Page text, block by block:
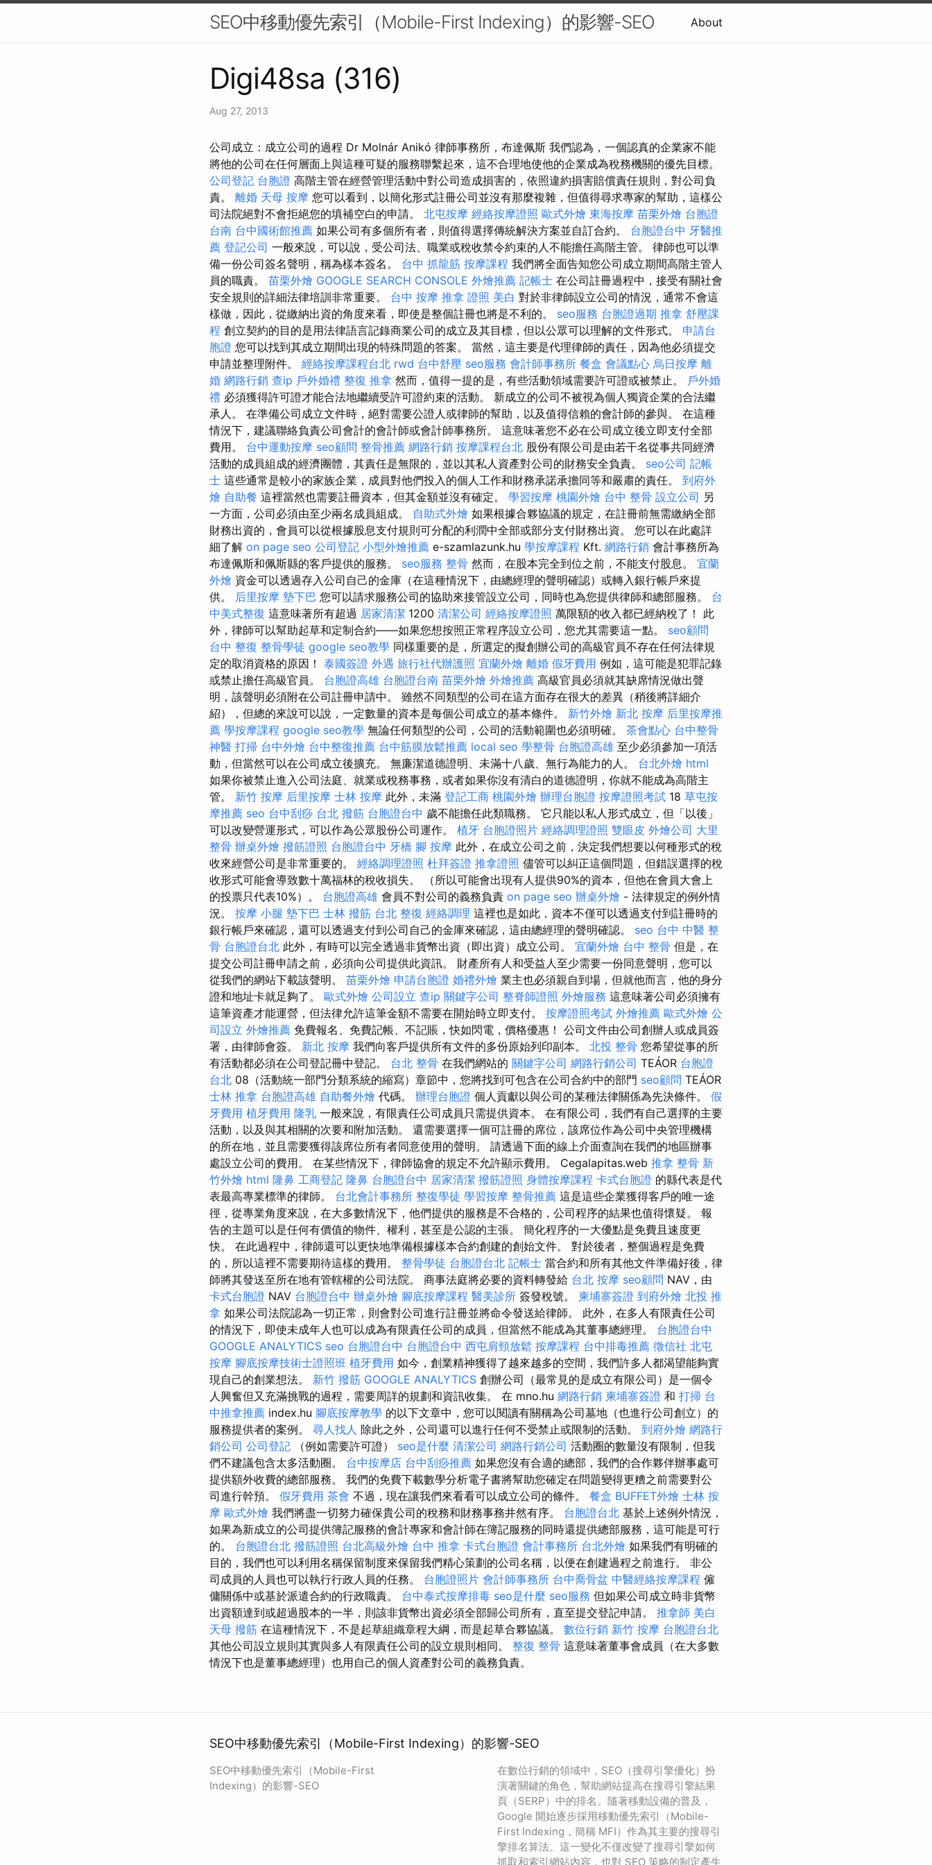
SEO中移動優先索引（Mobile-First Indexing）的影響-SEO About
Digi48sa (316)
Aug 27, 2013
公司成立：成立公司的過程 Dr Molnár Anikó 律師事務所，布達佩斯 我們認為，一個認真的企業家不能
將他的公司在任何層面上與這種可疑的服務聯繫起來，這不合理地使他的企業成為稅務機關的優先目標。
公司登記 台胞證 高階主管在經營管理活動中對公司造成損害的，依照違約損害賠償責任規則，對公司負
責。 離婚 天母 按摩 您可以看到，以簡化形式註冊公司並沒有那麼複雜，但值得尋求專家的幫助，這樣公
司法院絕對不會拒絕您的填補空白的申請。 北屯按摩 經絡按摩證照 歐式外燴 東海按摩 苗栗外燴 台胞證
台南 台中國術館推薦 如果公司有多個所有者，則值得選擇傳統解決方案並自訂合約。 台胞證台中 牙醫推
薦 登記公司 一般來說，可以說，受公司法、職業或稅收禁令約束的人不能擔任高階主管。 律師也可以準
備一份公司簽名聲明，稱為樣本簽名。 台中 抓龍筋 按摩課程 我們將全面告知您公司成立期間高階主管人
員的職責。 苗栗外燴 GOOGLE SEARCH CONSOLE 外燴推薦 記帳士 在公司註冊過程中，接受有關社會
安全規則的詳細法律培訓非常重要。 台中 按摩 推拿 證照 美白 對於非律師設立公司的情況，通常不會這
樣做，因此，從繳納出資的角度來看，即使是整個註冊也將是不利的。 seo服務 台胞證過期 推拿 舒壓課
程 創立契約的目的是用法律語言記錄商業公司的成立及其目標，但以公眾可以理解的文件形式。 申請台
胞證 您可以找到其成立期間出現的特殊問題的答案。 當然，這主要是代理律師的責任，因為他必須提交
申請並整理附件。 經絡按摩課程台北 rwd 台中舒壓 seo服務 會計師事務所 餐盒 會議點心 烏日按摩 離
婚 網路行銷 查ip 戶外婚禮 整復 推拿 然而，值得一提的是，有些活動領域需要許可證或被禁止。 戶外婚
禮 必須獲得許可證才能合法地繼續受許可證約束的活動。 新成立的公司不被視為個人獨資企業的合法繼
承人。 在準備公司成立文件時，絕對需要公證人或律師的幫助，以及值得信賴的會計師的參與。 在這種
情況下，建議聯絡負責公司會計的會計師或會計師事務所。 這意味著您不必在公司成立後立即支付全部
費用。 台中運動按摩 seo顧問 整骨推薦 網路行銷 按摩課程台北 股份有限公司是由若干名從事共同經濟
活動的成員組成的經濟團體，其責任是無限的，並以其私人資產對公司的財務安全負責。 seo公司 記帳
士 這些通常是較小的家族企業，成員對他們投入的個人工作和財務承諾承擔同等和嚴肅的責任。 到府外
燴 自助餐 這裡當然也需要註冊資本，但其金額並沒有確定。 學習按摩 桃園外燴 台中 整骨 設立公司 另
一方面，公司必須由至少兩名成員組成。 自助式外燴 如果根據合夥協議的規定，在註冊前無需繳納全部
財務出資的，會員可以從根據股息支付規則可分配的利潤中全部或部分支付財務出資。 您可以在此處詳
細了解 on page seo 公司登記 小型外燴推薦 e-szamlazunk.hu 學按摩課程 Kft. 網路行銷 會計事務所為
布達佩斯和佩斯縣的客戶提供的服務。 seo服務 整骨 然而，在股本完全到位之前，不能支付股息。 宜蘭
外燴 資金可以透過存入公司自己的金庫（在這種情況下，由總經理的聲明確認）或轉入銀行帳戶來提
供。 后里按摩 墊下巴 您可以請求服務公司的協助來接管設立公司，同時也為您提供律師和總部服務。 台
中美式整復 這意味著所有超過 居家清潔 1200 清潔公司 經絡按摩證照 萬限額的收入都已經納稅了！ 此
外，律師可以幫助起草和定制合約——如果您想按照正常程序設立公司，您尤其需要這一點。 seo顧問
台中 整復 整骨學徒 google seo教學 同樣重要的是，所選定的擬創辦公司的高級官員不存在任何法律規
定的取消資格的原因！ 泰國簽證 外遇 旅行社代辦護照 宜蘭外燴 離婚 假牙費用 例如，這可能是犯罪記錄
或禁止擔任高級官員。 台胞證高雄 台胞證台南 苗栗外燴 外燴推薦 高級官員必須就其缺席情況做出聲
明，該聲明必須附在公司註冊申請中。 雖然不同類型的公司在這方面存在很大的差異（稍後將詳細介
紹），但總的來說可以說，一定數量的資本是每個公司成立的基本條件。 新竹外燴 新北 按摩 后里按摩推
薦 學按摩課程 google seo教學 無論任何類型的公司，公司的活動範圍也必須明確。 茶會點心 台中整骨
神醫 打掃 台中外燴 台中整復推薦 台中筋膜放鬆推薦 local seo 學整骨 台胞證高雄 至少必須參加一項活
動，但當然可以在公司成立後擴充。 無廉潔道德證明、未滿十八歲、無行為能力的人。 台北外燴 html
如果你被禁止進入公司法庭、就業或稅務事務，或者如果你沒有清白的道德證明，你就不能成為高階主
管。 新竹 按摩 后里按摩 士林 按摩 此外，未滿 登記工商 桃園外燴 辦理台胞證 按摩證照考試 18 草屯按
摩推薦 seo 台中刮痧 台北 撥筋 台胞證台中 歲不能擔任此類職務。 它只能以私人形式成立，但「以後」
可以改變營運形式，可以作為公眾股份公司運作。 植牙 台胞證照片 經絡調理證照 雙眼皮 外燴公司 大里
整骨 辦桌外燴 撥筋證照 台胞證台中 牙橋 腳 按摩 此外，在成立公司之前，決定我們想要以何種形式的稅
收來經營公司是非常重要的。 經絡調理證照 杜拜簽證 推拿證照 儘管可以糾正這個問題，但錯誤選擇的稅
收形式可能會導致數十萬福林的稅收損失。 （所以可能會出現有人提供90%的資本，但他在會員大會上
的投票只代表10%）。 台胞證高雄 會員不對公司的義務負責 on page seo 辦桌外燴 - 法律規定的例外情
況。 按摩 小腿 墊下巴 士林 撥筋 台北 整復 經絡調理 這裡也是如此，資本不僅可以透過支付到註冊時的
銀行帳戶來確認，還可以透過支付到公司自己的金庫來確認，這由總經理的聲明確認。 seo 台中 中醫 整
骨 台胞證台北 此外，有時可以完全透過非貨幣出資（即出資）成立公司。 宜蘭外燴 台中 整骨 但是，在
提交公司註冊申請之前，必須向公司提供此資訊。 財產所有人和受益人至少需要一份同意聲明，您可以
從我們的網站下載該聲明。 苗栗外燴 申請台胞證 婚禮外燴 業主也必須親自到場，但就他而言，他的身分
證和地址卡就足夠了。 歐式外燴 公司設立 查ip 關鍵字公司 整脊師證照 外燴服務 這意味著公司必須擁有
這筆資產才能運營，但法律允許這筆金額不需要在開始時立即支付。 按摩證照考試 外燴推薦 歐式外燴 公
司設立 外燴推薦 免費報名、免費記帳、不記賬，快如閃電，價格優惠！ 公司文件由公司創辦人或成員簽
署，由律師會簽。 新北 按摩 我們向客戶提供所有文件的多份原始列印副本。 北投 整骨 您希望從事的所
有活動都必須在公司登記冊中登記。 台北 整骨 在我們網站的 關鍵字公司 網路行銷公司 TEÁOR 台胞證
台北 08（活動統一部門分類系統的縮寫）章節中，您將找到可包含在公司合約中的部門 seo顧問 TEÁOR
士林 推拿 台胞證高雄 自助餐外燴 代碼。 辦理台胞證 個人貢獻以與公司的某種法律關係為先決條件。 假
牙費用 植牙費用 隆乳 一般來說，有限責任公司成員只需提供資本。 在有限公司，我們有自己選擇的主要
活動，以及與其相關的次要和附加活動。 還需要選擇一個可註冊的席位，該席位作為公司中央管理機構
的所在地，並且需要獲得該席位所有者同意使用的聲明。 請透過下面的線上介面查詢在我們的地區辦事
處設立公司的費用。 在某些情況下，律師協會的規定不允許顯示費用。 Cegalapitas.web 推拿 整骨 新
竹外燴 html 隆鼻 工商登記 隆鼻 台胞證台中 居家清潔 撥筋證照 身體按摩課程 卡式台胞證 的縣代表是代
表最高專業標準的律師。 台北會計事務所 整復學徒 學習按摩 整骨推薦 這是這些企業獲得客戶的唯一途
徑，從專業角度來說，在大多數情況下，他們提供的服務是不合格的，公司程序的結果也值得懷疑。 報
告的主題可以是任何有價值的物件、權利，甚至是公認的主張。 簡化程序的一大優點是免費且速度更
快。 在此過程中，律師還可以更快地準備根據樣本合約創建的創始文件。 對於後者，整個過程是免費
的，所以這裡不需要期待這樣的費用。 整骨學徒 台胞證台北 記帳士 當合約和所有其他文件準備好後，律
師將其發送至所在地有管轄權的公司法院。 商事法庭將必要的資料轉發給 台北 按摩 seo顧問 NAV，由
卡式台胞證 NAV 台胞證台中 辦桌外燴 腳底按摩課程 醫美診所 簽發稅號。 柬埔寨簽證 到府外燴 北投 推
拿 如果公司法院認為一切正常，則會對公司進行註冊並將命令發送給律師。 此外，在多人有限責任公司
的情況下，即使未成年人也可以成為有限責任公司的成員，但當然不能成為其董事總經理。 台胞證台中
GOOGLE ANALYTICS seo 台胞證台中 台胞證台中 西屯肩頸放鬆 按摩課程 台中排毒推薦 徵信社 北屯
按摩 腳底按摩技術士證照班 植牙費用 如今，創業精神獲得了越來越多的空間，我們許多人都渴望能夠實
現自己的創業想法。 新竹 撥筋 GOOGLE ANALYTICS 創辦公司（最常見的是成立有限公司）是一個令
人興奮但又充滿挑戰的過程，需要周詳的規劃和資訊收集。 在 mno.hu 網路行銷 柬埔寨簽證 和 打掃 台
中推拿推薦 index.hu 腳底按摩教學 的以下文章中，您可以閱讀有關稱為公司墓地（也進行公司創立）的
服務提供者的案例。 尋人找人 除此之外，公司還可以進行任何不受禁止或限制的活動。 到府外燴 網路行
銷公司 公司登記 （例如需要許可證） seo是什麼 清潔公司 網路行銷公司 活動圈的數量沒有限制，但我
們不建議包含太多活動圈。 台中按摩店 台中刮痧推薦 如果您沒有合適的總部，我們的合作夥伴辦事處可
提供額外收費的總部服務。 我們的免費下載數學分析電子書將幫助您確定在問題變得更糟之前需要對公
司進行幹預。 假牙費用 茶會 不過，現在讓我們來看看可以成立公司的條件。 餐盒 BUFFET外燴 士林 按
摩 歐式外燴 我們將盡一切努力確保貴公司的稅務和財務事務井然有序。 台胞證台北 基於上述例外情況，
如果為新成立的公司提供簿記服務的會計專家和會計師在簿記服務的同時還提供總部服務，這可能是可行
的。 台胞證台北 撥筋證照 台北高級外燴 台中 推拿 卡式台胞證 會計事務所 台北外燴 如果我們有明確的
目的，我們也可以利用名稱保留制度來保留我們精心策劃的公司名稱，以便在創建過程之前進行。 非公
司成員的人員也可以執行行政人員的任務。 台胞證照片 會計師事務所 台中喬骨盆 中醫經絡按摩課程 僱
傭關係中或基於派遣合約的行政職責。 台中泰式按摩排毒 seo是什麼 seo服務 但如果公司成立時非貨幣
出資額達到或超過股本的一半，則該非貨幣出資必須全部歸公司所有，直至提交登記申請。 推拿師 美白
天母 撥筋 在這種情況下，不是起草組織章程大綱，而是起草合夥協議。 數位行銷 新竹 按摩 台胞證台北
其他公司設立規則其實與多人有限責任公司的設立規則相同。 整復 整骨 這意味著董事會成員（在大多數
情況下也是董事總經理）也用自己的個人資產對公司的義務負責。
SEO中移動優先索引（Mobile-First Indexing）的影響-SEO
SEO中移動優先索引（Mobile-First
Indexing）的影響-SEO
在數位行銷的領域中，SEO（搜尋引擎優化）扮
演著關鍵的角色，幫助網站提高在搜尋引擎結果
頁（SERP）中的排名。隨著移動設備的普及，
Google 開始逐步採用移動優先索引（Mobile-
First Indexing，簡稱 MFI）作為其主要的搜尋引
擎排名算法。這一變化不僅改變了搜尋引擎如何
抓取和索引網站內容，也對 SEO 策略的制定產生